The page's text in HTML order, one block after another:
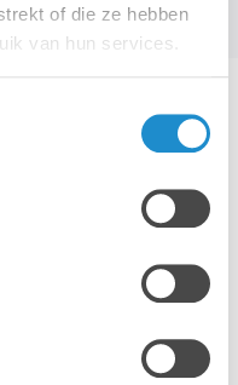
of die ze hebben
van hun services.